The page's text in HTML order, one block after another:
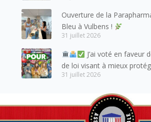
Ouverture de la
Bleu à Vulbens !
31 juillet 2026
J’ai voté en faveur
de loi visant à mieux
des risques liés à
31 juillet 2026